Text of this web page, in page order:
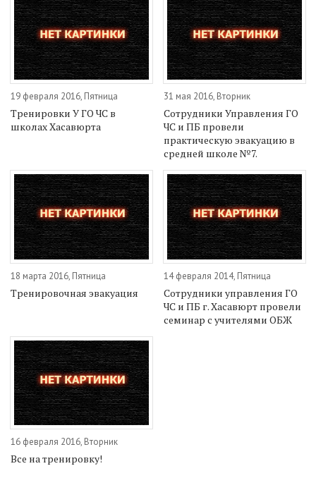
19 февраля 2016, Пятница
Тренировки У ГО ЧС в
школах Хасавюрта
31 мая 2016, Вторник
Сотрудники Управления ГО
ЧС и ПБ провели
практическую эвакуацию в
средней школе №7.
18 марта 2016, Пятница
Тренировочная эвакуация
14 февраля 2014, Пятница
Сотрудники управления ГО
ЧС и ПБ г. Хасавюрт провели
семинар с учителями ОБЖ
16 февраля 2016, Вторник
Все на тренировку!